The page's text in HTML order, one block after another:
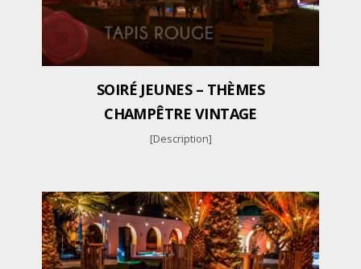
SOIRÉ JEUNES – THÈMES
CHAMPÊTRE VINTAGE
[Description]